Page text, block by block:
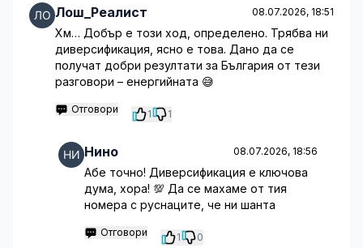
Лош_Реалист 08.07.2026, 18:51
Хм… Добър е този ход, определено. Трябва ни
диверсификация, ясно е това. Дано да се
получат добри резултати за България от тези
разговори – енергийната 😅
Отговори 1 1
Нино 08.07.2026, 18:56
Абе точно! Диверсификация е ключова
дума, хора! 💯 Да се махаме от тия
номера с руснаците, че ни шанта
Отговори 1 0